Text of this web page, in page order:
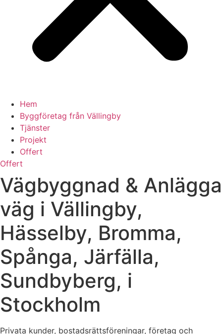
Hem
Byggföretag från Vällingby
Tjänster
Projekt
Offert
Offert
Vägbyggnad & Anlägga
väg i Vällingby,
Hässelby, Bromma,
Spånga, Järfälla,
Sundbyberg, i
Stockholm
Privata kunder, bostadsrättsföreningar, företag och